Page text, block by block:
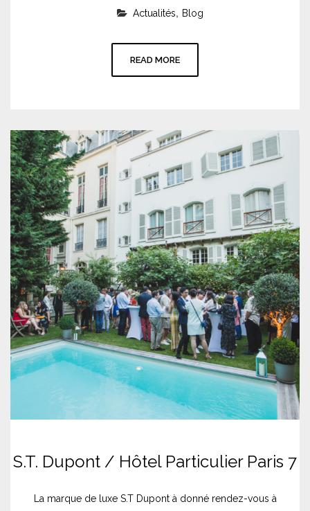
Actualités, Blog
READ MORE
S.T. Dupont / Hôtel Particulier Paris 7
La marque de luxe S.T Dupont à donné rendez-vous à